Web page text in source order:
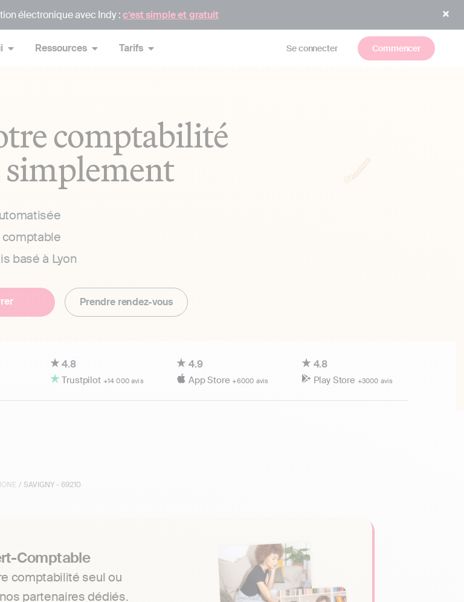
électronique avec Indy :c’est simple et gratuit
Ressources Tarifs Se connecter Commencer
comptabilité
simplement
basé à Lyon
Prendre rendez-vous
4.8
Trustpilot +14 000 avis
4.9
App Store+6000 avis
4.8
Play Store +3000 avis
/ SAVIGNY - 69210
Comptable
comptabilité seul ou
partenaires dédiés.